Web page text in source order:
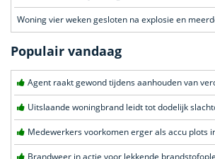
Populair vandaag